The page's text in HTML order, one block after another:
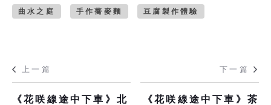
曲水之庭 手作蕎麥麵 豆腐製作體驗
上一篇
《花咲線途中下車》北
下一篇
《花咲線途中下車》茶